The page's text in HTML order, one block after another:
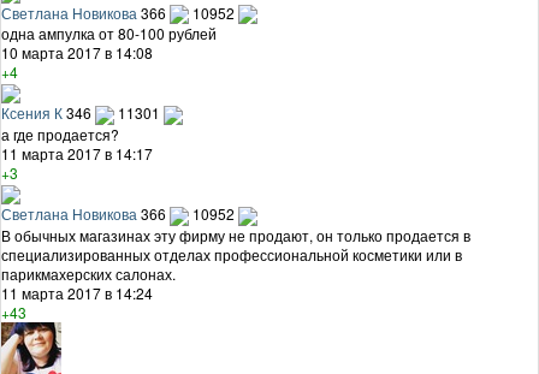
Светлана Новикова 366
10952
одна ампулка от 80-100 рублей
10 марта 2017 в 14:08
+4
Ксения К346
11301
а где продается?
11 марта 2017 в 14:17
+3
Светлана Новикова 366
10952
В обычных магазинах эту фирму не продают, он только продается в
специализированных отделах профессиональной косметики или в
парикмахерских салонах.
11 марта 2017 в 14:24
+43